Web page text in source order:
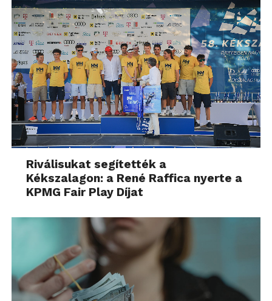
Riválisukat segítették a
Kékszalagon: a René Raffica nyerte a
KPMG Fair Play Díjat